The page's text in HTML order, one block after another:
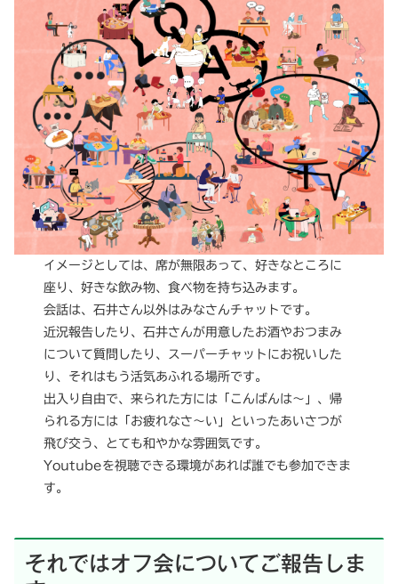
イメージとしては、席が無限あって、好きなところに
座り、好きな飲み物、食べ物を持ち込みます。
会話は、石井さん以外はみなさんチャットです。
近況報告したり、石井さんが用意したお酒やおつまみ
について質問したり、スーパーチャットにお祝いした
り、それはもう活気あふれる場所です。
出入り自由で、来られた方には「こんばんは～」、帰
られる方には「お疲れなさ〜い」といったあいさつが
飛び交う、とても和やかな雰囲気です。
Youtubeを視聴できる環境があれば誰でも参加できま
す。
それではオフ会についてご報告しま